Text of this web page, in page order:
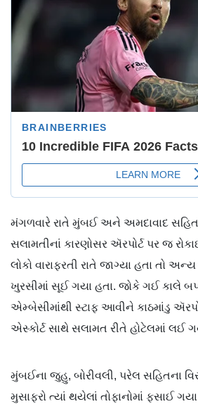
મંગળવારે રાતે મુંબઈ અને અમદાવાદ
સલામતીનાં કારણોસર ઍરપોર્ટ પર જ
લોકો વારાફરતી રાતે જાગ્યા હતા તો
ખુરસીમાં સૂઈ ગયા હતા. જોકે ગઈ કાલે
એમ્બેસીમાંથી સ્ટાફ આવીને કાઠમાંડુ
એસ્કોર્ટ સાથે સલામત રીતે હોટેલમાં લઈ
મુંબઈના જુહુ, બોરીવલી, પરેલ સહિતના
મુસાફરો ત્યાં થયેલાં તોફાનોમાં ફસાઈ